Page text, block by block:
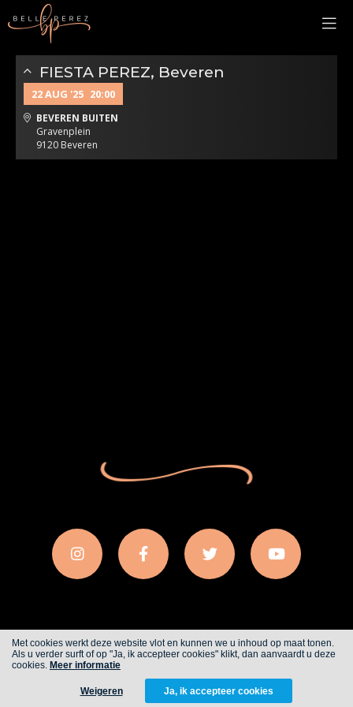
FIESTA PEREZ, Beveren
22 AUG '25 20:00
BEVEREN BUITEN
Gravenplein
9120 Beveren
Cookies Privacy
FROM ALWAYS AWAKE
Met cookies werkt deze website vlot en kunnen we u inhoud op maat tonen.
Als u verder surft of op "Ja, ik accepteer cookies" klikt, dan aanvaardt u deze
cookies. Meer informatie
Weigeren Ja, ik accepteer cookies